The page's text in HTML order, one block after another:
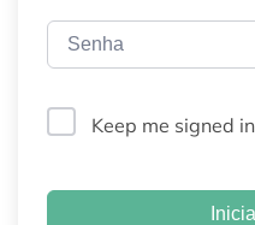
Keep me signed in